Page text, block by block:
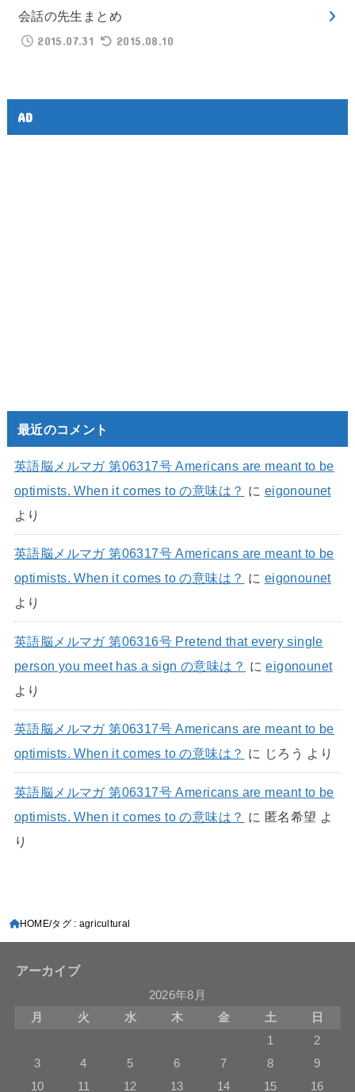
会話の先生まとめ
2015.07.31
2015.08.10
AD
最近のコメント
英語脳メルマガ 第06317号 Americans are meant to be
optimists. When it comes to の意味は？ に eigonounet
より
英語脳メルマガ 第06317号 Americans are meant to be
optimists. When it comes to の意味は？ に eigonounet
より
英語脳メルマガ 第06316号 Pretend that every single
person you meet has a sign の意味は？ にeigonounet
より
英語脳メルマガ 第06317号 Americans are meant to be
optimists. When it comes to の意味は？ に じろう より
英語脳メルマガ 第06317号 Americans are meant to be
optimists. When it comes to の意味は？ に 匿名希望 よ
り
HOME タグ : agricultural
アーカイブ
2026年8月
月
火 水 木 金 土
日
1
2
3
4 5 6 7 8
9
10
11 12 13 14 15 16